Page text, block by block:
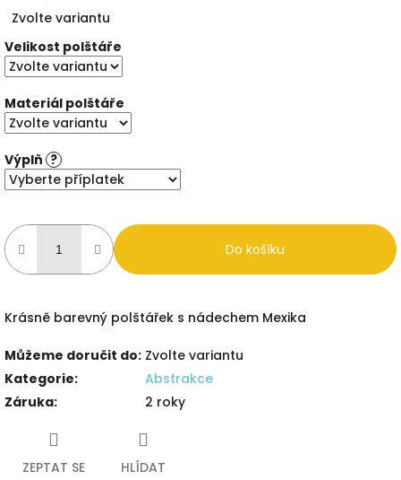
cena:
Zvolte variantu
Velikost polštáře
Materiál polštáře
Výplň ?
Do košíku
Krásně barevný polštářek s nádechem Mexika
Můžeme doručit do: Zvolte variantu
Kategorie:
Abstrakce
Záruka: 2 roky
ZEPTAT SE HLÍDAT